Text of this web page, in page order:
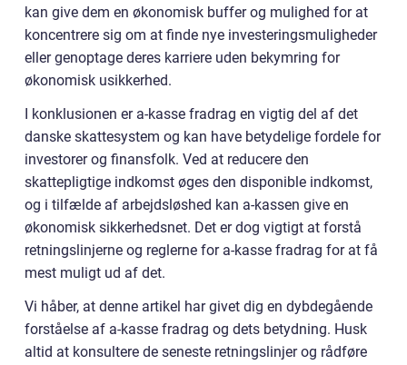
kan give dem en økonomisk buffer og mulighed for at
koncentrere sig om at finde nye investeringsmuligheder
eller genoptage deres karriere uden bekymring for
økonomisk usikkerhed.
I konklusionen er a-kasse fradrag en vigtig del af det
danske skattesystem og kan have betydelige fordele for
investorer og finansfolk. Ved at reducere den
skattepligtige indkomst øges den disponible indkomst,
og i tilfælde af arbejdsløshed kan a-kassen give en
økonomisk sikkerhedsnet. Det er dog vigtigt at forstå
retningslinjerne og reglerne for a-kasse fradrag for at få
mest muligt ud af det.
Vi håber, at denne artikel har givet dig en dybdegående
forståelse af a-kasse fradrag og dets betydning. Husk
altid at konsultere de seneste retningslinjer og rådføre